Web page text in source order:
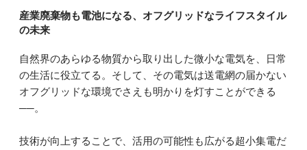
産業廃棄物も電池になる、オフグリッドなライフスタイル
の未来
自然界のあらゆる物質から取り出した微小な電気を、日常
の生活に役立てる。そして、その電気は送電網の届かない
オフグリッドな環境でさえも明かりを灯すことができる
──。
技術が向上することで、活用の可能性も広がる超小集電だ